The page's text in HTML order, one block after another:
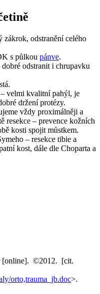
zákrok, odstranění celého
s půlkou pánve.
dobré odstranit i chrupavku
– velmi kvalitní pahýl, je
držení protézy.
vždy proximálněji a
resekce – prevence kožních
kosti spojit můstkem.
– resekce tibie a
kost, dále dle Choparta a
[online]. ©2012. [cit.
orto,trauma_jb.doc>.